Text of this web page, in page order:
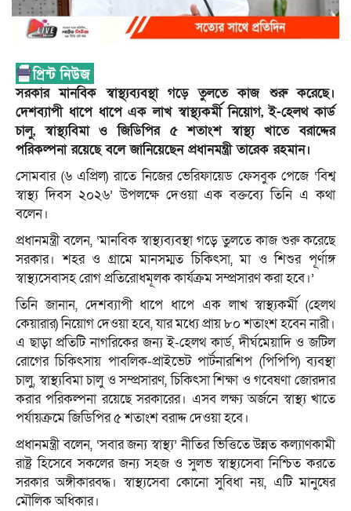
সরকার মানবিক স্বাস্থ্যব্যবস্থা গড়ে তুলতে কাজ শুরু করেছে।
দেশব্যাপী ধাপে ধাপে এক লাখ স্বাস্থ্যকর্মী নিয়োগ, ই-হেলথ কার্ড
চালু, স্বাস্থ্যবিমা ও জিডিপির ৫ শতাংশ স্বাস্থ্য খাতে বরাদ্দের
পরিকল্পনা রয়েছে বলে জানিয়েছেন প্রধানমন্ত্রী তারেক রহমান।
সোমবার (৬ এপ্রিল) রাতে নিজের ভেরিফায়েড ফেসবুক পেজে ‘বিশ্ব
স্বাস্থ্য দিবস ২০২৬’ উপলক্ষে দেওয়া এক বক্তব্যে তিনি এ কথা
বলেন।
প্রধানমন্ত্রী বলেন, ‘মানবিক স্বাস্থ্যব্যবস্থা গড়ে তুলতে কাজ শুরু করেছে
সরকার। শহর ও গ্রামে মানসম্মত চিকিৎসা, মা ও শিশুর পূর্ণাঙ্গ
স্বাস্থ্যসেবাসহ রোগ প্রতিরোধমূলক কার্যক্রম সম্প্রসারণ করা হবে।’
তিনি জানান, দেশব্যাপী ধাপে ধাপে এক লাখ স্বাস্থ্যকর্মী (হেলথ
কেয়ারার) নিয়োগ দেওয়া হবে, যার মধ্যে প্রায় ৮০ শতাংশ হবেন নারী।
এ ছাড়া প্রতিটি নাগরিকের জন্য ই-হেলথ কার্ড, দীর্ঘমেয়াদি ও জটিল
রোগের চিকিৎসায় পাবলিক-প্রাইভেট পার্টনারশিপ (পিপিপি) ব্যবস্থা
চালু, স্বাস্থ্যবিমা চালু ও সম্প্রসারণ, চিকিৎসা শিক্ষা ও গবেষণা জোরদার
করার পরিকল্পনা রয়েছে সরকারের। এসব লক্ষ্য অর্জনে স্বাস্থ্য খাতে
পর্যায়ক্রমে জিডিপির ৫ শতাংশ বরাদ্দ দেওয়া হবে।
প্রধানমন্ত্রী বলেন, ‘সবার জন্য স্বাস্থ্য’ নীতির ভিত্তিতে উন্নত কল্যাণকামী
রাষ্ট্র হিসেবে সকলের জন্য সহজ ও সুলভ স্বাস্থ্যসেবা নিশ্চিত করতে
সরকার অঙ্গীকারবদ্ধ। স্বাস্থ্যসেবা কোনো সুবিধা নয়, এটি মানুষের
মৌলিক অধিকার।